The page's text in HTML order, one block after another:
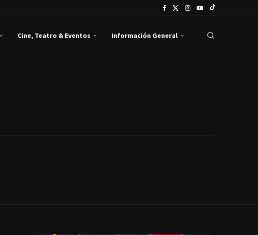
Cine, Teatro & Eventos Información General